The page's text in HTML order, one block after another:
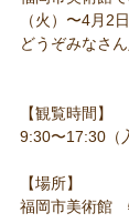
（火）〜4月2
どうぞみなさ
【観覧時間】
9:30〜17:30（
【場所】
福岡市美術館